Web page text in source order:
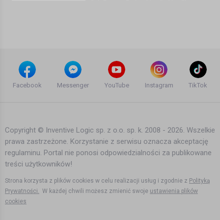
Tacabro
Kategoria:
Kris Menace Vs. Empire Of The Sun -
Walking On eFeel (Leksy Mashup)
Enrique Iglesias Feat. Nicole
Scherzinger - Heartbeat (Cutmore
Inne
Facebook Messenger YouTube Instagram TikTok
Copyright © Inventive Logic sp. z o.o. sp. k. 2008 - 2026. Wszelkie
prawa zastrzeżone. Korzystanie z serwisu oznacza akceptację
regulaminu. Portal nie ponosi odpowiedzialności za publikowane
treści użytkowników!
Strona korzysta z plików cookies w celu realizacji usług i zgodnie z Polityką
Prywatności. W każdej chwili możesz zmienić swoje ustawienia plików
cookies